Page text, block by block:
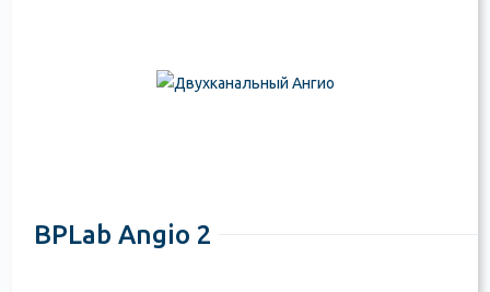
BPLab Angio 2